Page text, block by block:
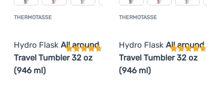
THERMOTASSE
Hydro Flask All around
Travel Tumbler 32 oz
(946 ml)
KundenbewertungTHERMOTASSE
Hydro Flask All around
Travel Tumbler 32 oz
(946 ml)